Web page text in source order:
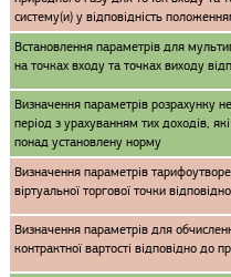
систему(и) у відповідність
Встановлення параметрів для
на точках входу та точках виходу
Визначення параметрів розрахунку
період з урахуванням тих доходів,
понад установлену норму
Визначення параметрів
віртуальної торгової точки
Визначення параметрів для
контрактної вартості відповідно до